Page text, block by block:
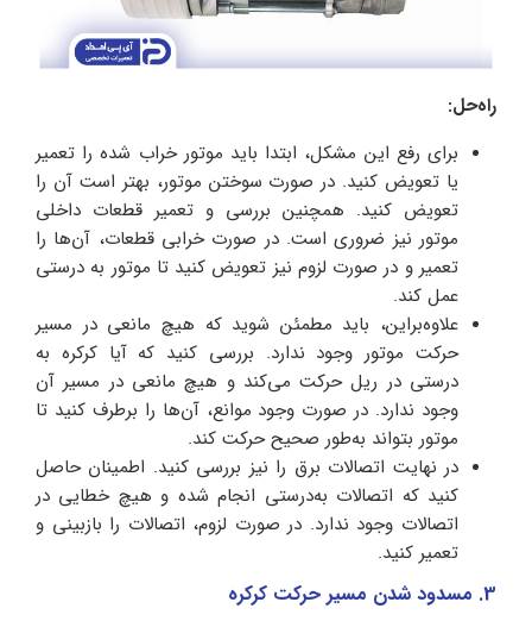
راه‌حل:
برای رفع این مشکل، ابتدا باید موتور خراب شده را تعمیر
یا تعویض کنید. در صورت سوختن موتور، بهتر است آن را
تعویض کنید. همچنین بررسی و تعمیر قطعات داخلی
موتور نیز ضروری است. در صورت خرابی قطعات، آن‌ها را
تعمیر و در صورت لزوم نیز تعویض کنید تا موتور به‌ درستی
عمل کند.
علاوه‌بر‌این، باید مطمئن شوید که هیچ مانعی در مسیر
حرکت موتور وجود ندارد. بررسی کنید که آیا کرکره به‌
درستی در ریل حرکت می‌کند و هیچ مانعی در مسیر آن
وجود ندارد. در صورت وجود موانع، آن‌ها را برطرف کنید تا
موتور بتواند به‌طور صحیح حرکت کند.
در نهایت اتصالات برق را نیز بررسی کنید. اطمینان حاصل
کنید که اتصالات به‌درستی انجام شده و هیچ خطایی در
اتصالات وجود ندارد. در صورت لزوم، اتصالات را بازبینی و
تعمیر کنید.
3. مسدود شدن مسیر حرکت کرکره